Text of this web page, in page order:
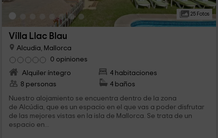
25 Fotos
Villa Llac Blau
Alcudia, Mallorca
0 opiniones
Alquiler íntegro
4 habitaciones
8 personas
4 baños
Nuestro alojamiento se encuentra dentro de la zona
de Alcúdia, que es un espacio en el que vas a poder disfrutar
de las mejores vistas en la isla de Mallorca. Se trata de un
espacio en...